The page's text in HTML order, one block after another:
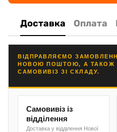
Доставка Оплата
ВІДПРАВЛЯЄМО
НОВОЮ ПОШТОЮ, А ТАКОЖ
САМОВИВІЗ ЗІ СКЛАДУ.
Самовивіз із
відділення
Доставка у відділення Нової